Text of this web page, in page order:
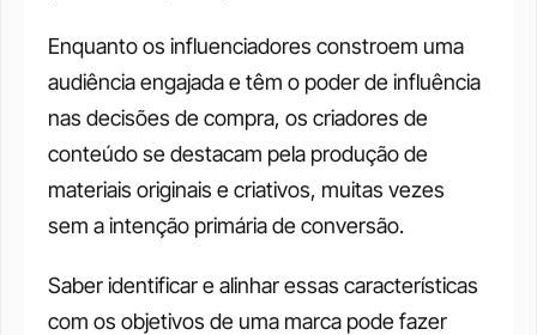
Enquanto os influenciadores constroem uma
audiência engajada e têm o poder de influência
nas decisões de compra, os criadores de
conteúdo se destacam pela produção de
materiais originais e criativos, muitas vezes
sem a intenção primária de conversão.
Saber identificar e alinhar essas características
com os objetivos de uma marca pode fazer